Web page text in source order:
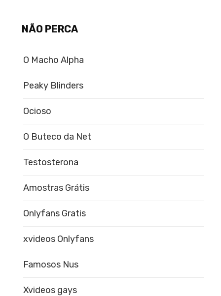
NÃO PERCA
O Macho Alpha
Peaky Blinders
Ocioso
O Buteco da Net
Testosterona
Amostras Grátis
Onlyfans Gratis
xvideos Onlyfans
Famosos Nus
Xvideos gays